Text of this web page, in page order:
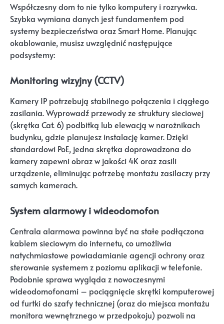
Współczesny dom to nie tylko komputery i rozrywka.
Szybka wymiana danych jest fundamentem pod
systemy bezpieczeństwa oraz Smart Home. Planując
okablowanie, musisz uwzględnić następujące
podsystemy:
Monitoring wizyjny (CCTV)
Kamery IP potrzebują stabilnego połączenia i ciągłego
zasilania. Wyprowadź przewody ze struktury sieciowej
(skrętka Cat. 6) podbitką lub elewacją w narożnikach
budynku, gdzie planujesz instalację kamer. Dzięki
standardowi PoE, jedna skrętka doprowadzona do
kamery zapewni obraz w jakości 4K oraz zasili
urządzenie, eliminując potrzebę montażu zasilaczy przy
samych kamerach.
System alarmowy i wideodomofon
Centrala alarmowa powinna być na stałe podłączona
kablem sieciowym do internetu, co umożliwia
natychmiastowe powiadamianie agencji ochrony oraz
sterowanie systemem z poziomu aplikacji w telefonie.
Podobnie sprawa wygląda z nowoczesnymi
wideodomofonami – pociągnięcie skrętki komputerowej
od furtki do szafy technicznej (oraz do miejsca montażu
monitora wewnętrznego w przedpokoju) pozwoli na